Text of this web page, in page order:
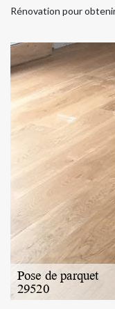
Rénovation pour